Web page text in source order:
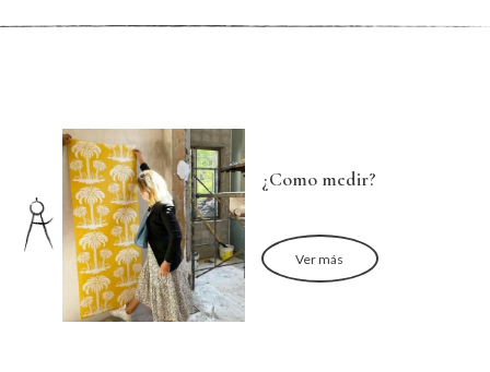
¿Como medir?
Ver más